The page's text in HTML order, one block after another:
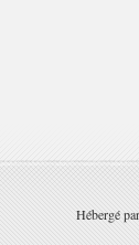
Hébergé par